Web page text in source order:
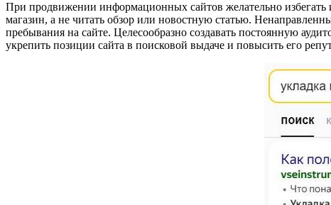
При продвижении информационных сайтов желательно
магазин, а не читать обзор или новостную статью.
пребывания на сайте. Целесообразно создавать постоянную
укрепить позиции сайта в поисковой выдаче и повысить его